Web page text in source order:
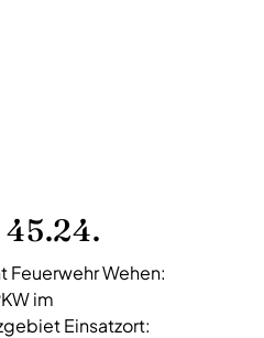
Feuerwehr Wehen:
im
Einsatzort: